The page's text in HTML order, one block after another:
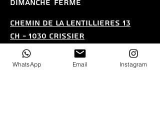
DIMANCHE FERME
CHEMIN DE LA LENTILLIERES 13
CH - 1030 CRISSIER
CONTACT@ELILAZER.CH
076 686 11 19
WhatsApp Email Instagram